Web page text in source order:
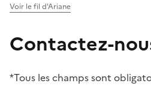
Voir le fil d'Ariane
Contactez-
*Tous les champs sont